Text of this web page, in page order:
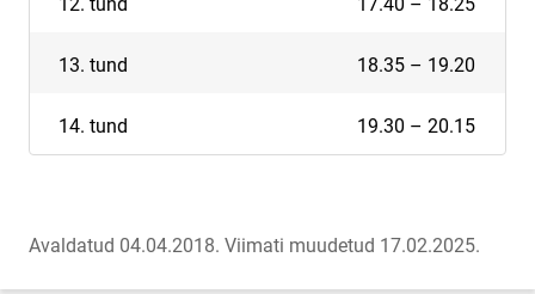
13. tund 18.35 – 19.20
14. tund 19.30 – 20.15
Avaldatud 04.04.2018. Viimati muudetud 17.02.2025.